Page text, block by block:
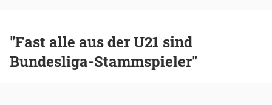
"Fast alle aus der U21 sind
Bundesliga-Stammspieler"